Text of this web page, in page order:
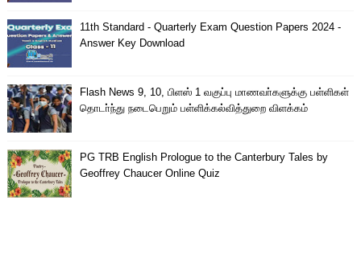
11th Standard - Quarterly Exam Question Papers 2024 -
Answer Key Download
Flash News 9, 10, பிளஸ் 1 வகுப்பு மாணவா்களுக்கு பள்ளிகள்
தொடா்ந்து நடைபெறும் பள்ளிக்கல்வித்துறை விளக்கம்
PG TRB English Prologue to the Canterbury Tales by
Geoffrey Chaucer Online Quiz